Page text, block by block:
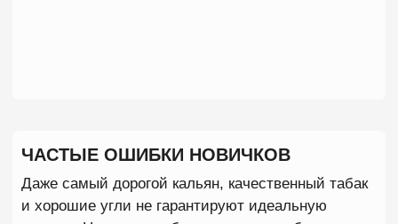
использовать качественный табак, следить за
лишним жаром. Именно эти простые правила
позволяют сохранить насыщенный вкус, густой
дым и комфортное курение на протяжении всей